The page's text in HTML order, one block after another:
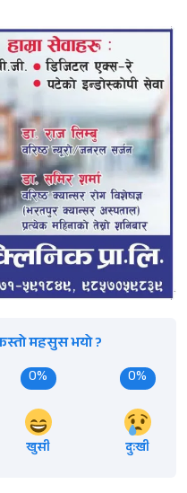
महसुस भयो ?
0%
खुसी
0%
दुःखी